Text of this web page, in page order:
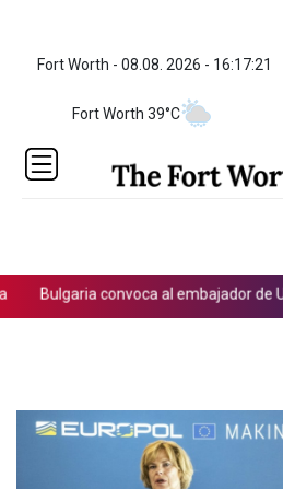
Fort Worth - 08.08. 2026 - 16:17:21
Fort Worth 39°C
Bulgaria convoca al embajador de